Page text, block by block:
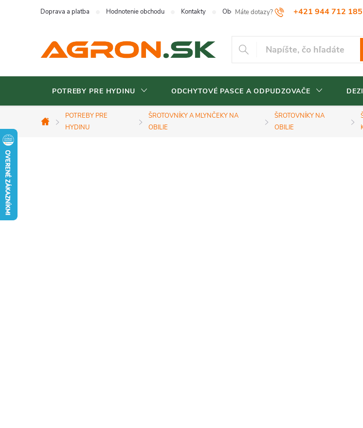
+421 944 712 185
Doprava a platba Hodnotenie obchodu Kontakty Obchodné podmienky Reklamačný poriadok
POTREBY PRE HYDINU ODCHYTOVÉ PASCE A ODPUDZOVAČE
Domov
POTREBY PRE
HYDINU
ŠROTOVNÍKY A MLYNČEKY NA
OBILIE
ŠROTOVNÍKY NA
OBILIE